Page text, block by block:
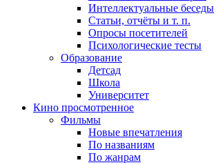
Интеллектуальные беседы
Статьи, отчёты и т. п.
Опросы посетителей
Психологические тесты
Образование
Детсад
Школа
Университет
Кино просмотренное
Фильмы
Новые впечатления
По названиям
По жанрам